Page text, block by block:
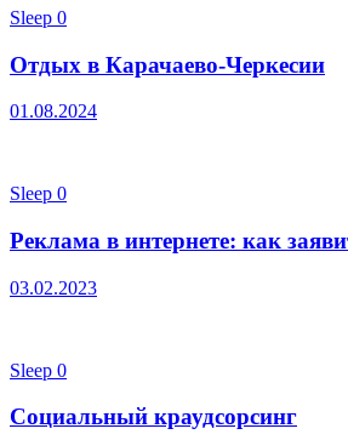
Sleep 0
Отдых в Карачаево-Черкесии
01.08.2024
Sleep 0
Реклама в интернете: как
03.02.2023
Sleep 0
Социальный краудсорсинг